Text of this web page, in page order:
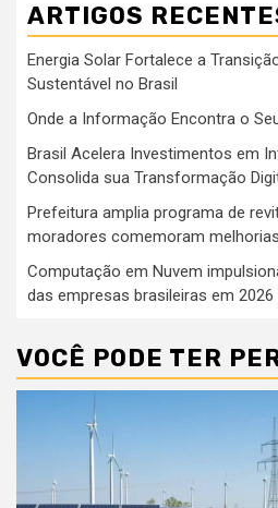
ARTIGOS
Energia Solar Fortalece a
Sustentável no Brasil
Onde a Informação Encontra o
Brasil Acelera Investimentos em
Consolida sua Transformação
Prefeitura amplia programa de
moradores comemoram
Computação em Nuvem
das empresas brasileiras em 2026
VOCÊ PODE TER